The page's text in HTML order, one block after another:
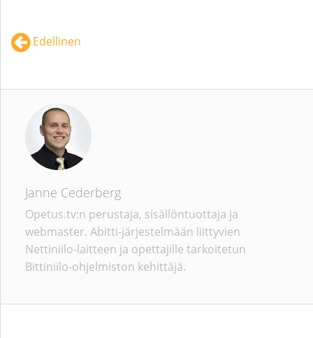
Edellinen
Janne Cederberg
Opetus.tv:n perustaja, sisällöntuottaja ja
webmaster. Abitti-järjestelmään liittyvien
Nettiniilo-laitteen ja opettajille tarkoitetun
Bittiniilo-ohjelmiston kehittäjä.